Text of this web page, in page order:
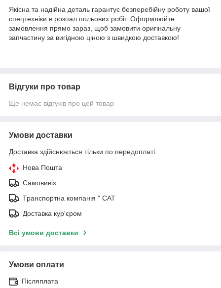
Якісна та надійна деталь гарантує безперебійну роботу вашої
спецтехніки в розпал польових робіт. Оформлюйте
замовлення прямо зараз, щоб замовити оригінальну
запчастину за вигідною ціною з швидкою доставкою!
Відгуки про товар
Ще немає відгуків про цей товар
Умови доставки
Доставка здійснюється тільки по передоплаті.
Нова Пошта
Самовивіз
Транспортна компанія " САТ
Доставка кур'єром
Всі умови доставки
Умови оплати
Післяплата